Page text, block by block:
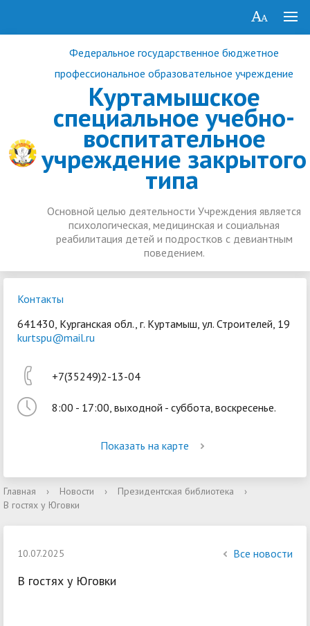
Федеральное государственное бюджетное
профессиональное образовательное учреждение
Куртамышское
специальное учебно-
воспитательное
учреждение закрытого
типа
Основной целью деятельности Учреждения является
психологическая, медицинская и социальная
реабилитация детей и подростков с девиантным
поведением.
Войти
Контакты
641430, Курганская обл., г. Куртамыш, ул. Строителей, 19
kurtspu@mail.ru
+7(35249)2-13-04
8:00 - 17:00, выходной - суббота, воскресенье.
Показать на карте
Главная › Новости › Президентская библиотека
›
В гостях у Юговки
10.07.2025 Все новости
В гостях у Юговки